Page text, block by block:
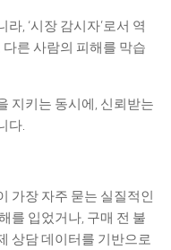
, ‘시장 감시자’로서 역
른 사람의 피해를 막습
지키는 동시에, 신뢰받는
다.
가장 자주 묻는 실질적인
를 입었거나, 구매 전 불
상담 데이터를 기반으로